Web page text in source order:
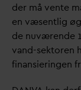
der må vente
en væsentlig
de nuværende
vand-sektoren
finansieringen